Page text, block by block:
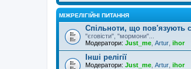
МІЖРЕЛІГІЙНІ ПИТАННЯ
Спільноти, що пов'язують
"єговісти", "мормони"...
Модератори: Just_me Artur ihor
Інші релігії
Модератори: Just_me Artur ihor